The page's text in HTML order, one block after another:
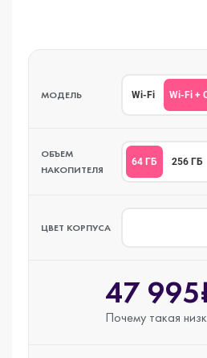
МОДЕЛЬ Wi-Fi Wi-Fi +
ОБЪЕМ
НАКОПИТЕЛЯ
64 ГБ 256 ГБ
ЦВЕТ КОРПУСА
47
Почему такая